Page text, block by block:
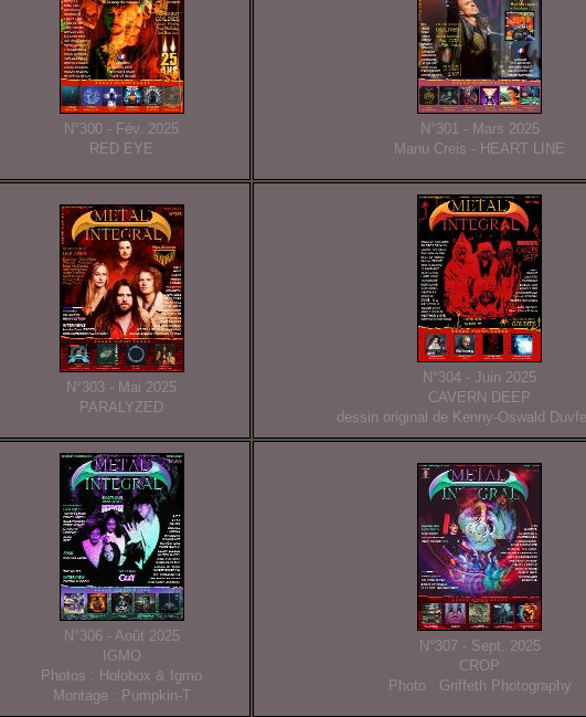
N°300 - Fév. 2025
RED EYE
N°301 - Mars 2025
Manu Creis - HEART LINE
N°303 - Mai 2025
PARALYZED
N°304 - Juin 2025
CAVERN DEEP
dessin original de Kenny-Oswald
N°306 - Août 2025
IGMO
Photos : Holobox & Igmo
Montage : Pumpkin-T
N°307 - Sept. 2025
CROP
Photo : Griffeth Photography